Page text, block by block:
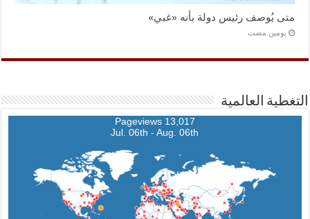
متى يُوصف رئيس دولة بأنه «غبي»
‏يومين مضت
التغطية العالمية
13,017 Pageviews
Jul. 06th - Aug. 06th